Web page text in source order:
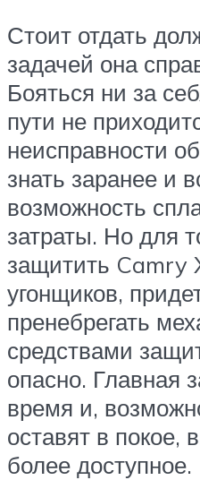
Стоит отдать
задачей она
Бояться ни за
пути не
неисправности
знать заранее и
возможность
затраты. Но для
защитить Camry
угонщиков,
пренебрегать
средствами
опасно. Главная
время и,
оставят в покое,
более доступное.